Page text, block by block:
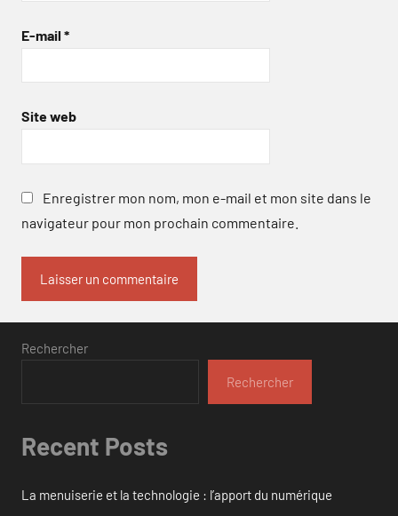
E-mail *
Site web
Enregistrer mon nom, mon e-mail et mon site dans le
navigateur pour mon prochain commentaire.
Rechercher
Rechercher
Recent Posts
La menuiserie et la technologie : l’apport du numérique